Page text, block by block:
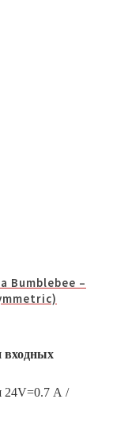
Bumblebee –
входных
24V=0.7 А /